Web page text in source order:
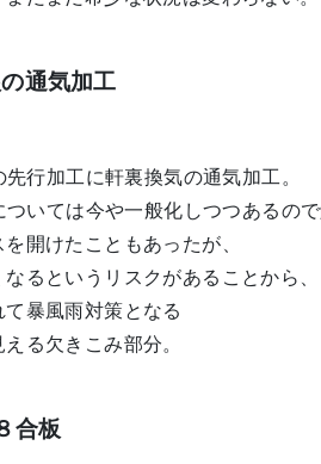
通気加工
行加工に軒裏換気の通気加工。
いては今や一般化しつつあるので
開けたこともあったが、
るというリスクがあることから、
暴風雨対策となる
る欠きこみ部分。
合板